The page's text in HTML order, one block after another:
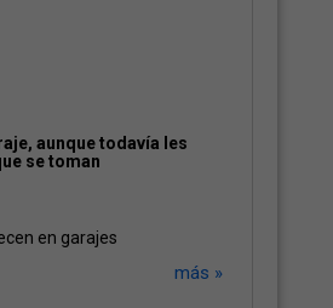
aunque todavía les
se toman
en garajes
más »